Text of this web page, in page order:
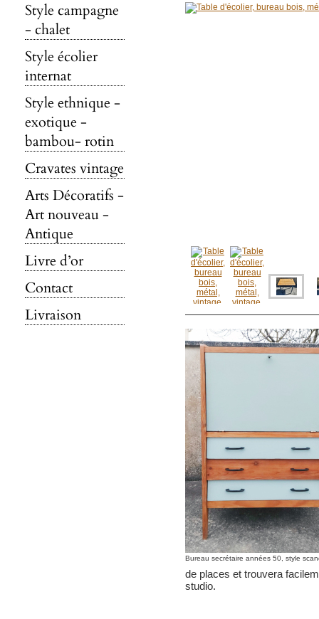
Style campagne
- chalet
Style écolier
internat
Style ethnique -
exotique -
bambou- rotin
Cravates vintage
Arts Décoratifs -
Art nouveau -
Antique
Livre d’or
Contact
Livraison
Bureau secrétaire années 50, style
de places et trouvera
studio.